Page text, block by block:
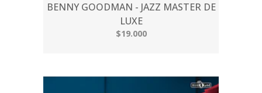
BENNY GOODMAN - JAZZ MASTER DE
LUXE
$19.000